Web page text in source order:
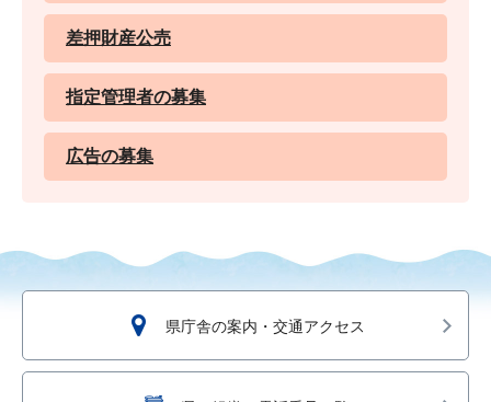
差押財産公売
指定管理者の募集
広告の募集
県庁舎の案内・交通アクセス